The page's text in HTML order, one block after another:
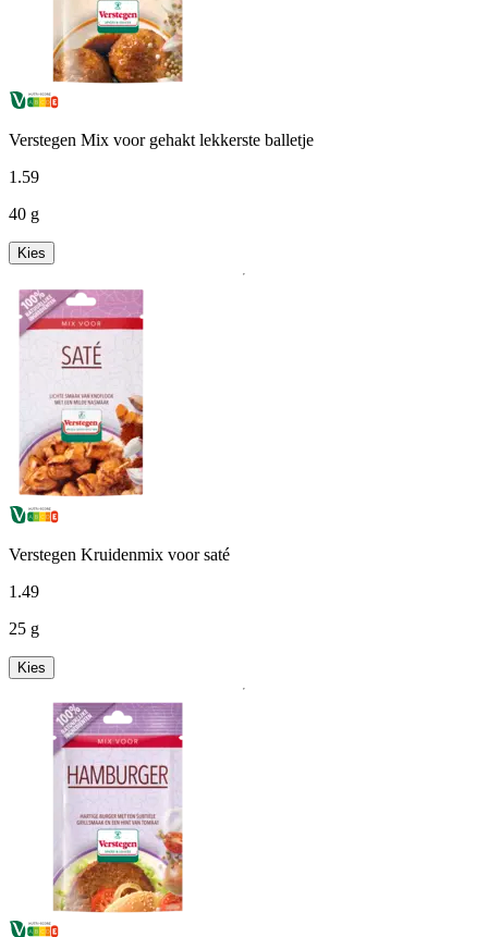
Verstegen Mix voor gehakt lekkerste balletje
1 .59
40 g
Kies
Verstegen Kruidenmix voor saté
1 .49
25 g
Kies